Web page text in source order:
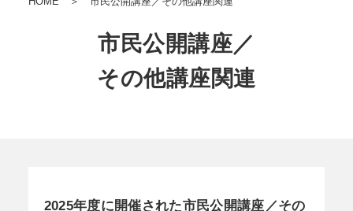
市民公開講座／
その他講座関連
2025年度に開催された市民公開講座／その